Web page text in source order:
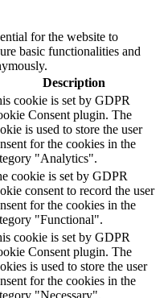
for the website to
basic functionalities and
Description
cookie is set by GDPR
Consent plugin. The
is used to store the user
for the cookies in the
"Analytics".
cookie is set by GDPR
consent to record the user
for the cookies in the
"Functional".
cookie is set by GDPR
Consent plugin. The
is used to store the user
for the cookies in the